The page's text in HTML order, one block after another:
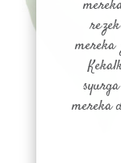
mereka
mereka